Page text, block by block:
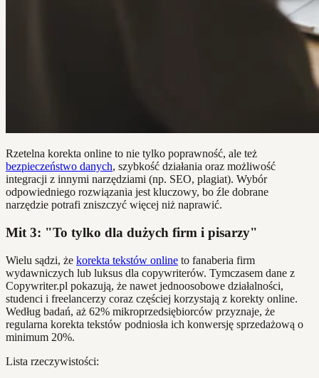
Rzetelna korekta online to nie tylko poprawność, ale też
bezpieczeństwo danych, szybkość działania oraz możliwość
integracji z innymi narzędziami (np. SEO, plagiat). Wybór
odpowiedniego rozwiązania jest kluczowy, bo źle dobrane
narzędzie potrafi zniszczyć więcej niż naprawić.
Mit 3: "To tylko dla dużych firm i pisarzy"
Wielu sądzi, że korekta tekstów online to fanaberia firm
wydawniczych lub luksus dla copywriterów. Tymczasem dane z
Copywriter.pl pokazują, że nawet jednoosobowe działalności,
studenci i freelancerzy coraz częściej korzystają z korekty online.
Według badań, aż 62% mikroprzedsiębiorców przyznaje, że
regularna korekta tekstów podniosła ich konwersję sprzedażową o
minimum 20%.
Lista rzeczywistości: